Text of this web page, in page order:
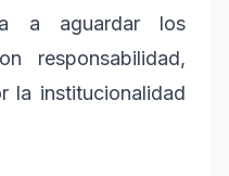
a aguardar los
responsabilidad,
la institucionalidad